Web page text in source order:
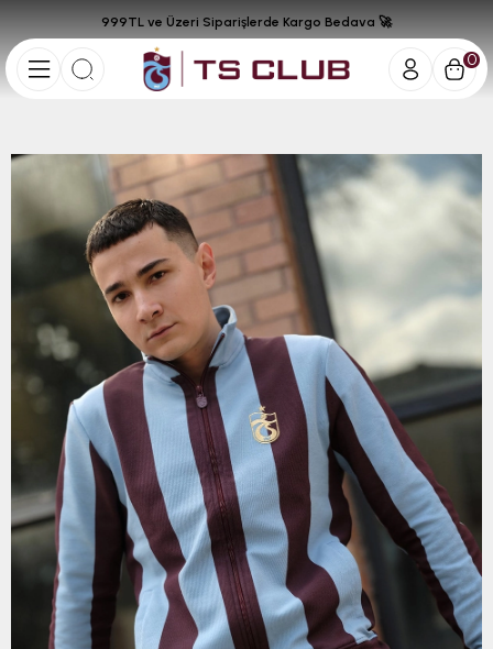
0
999TL ve Üzeri Siparişlerde Kargo Bedava 🚀